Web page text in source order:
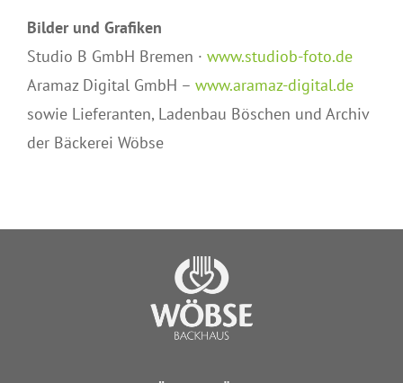
Bilder und Grafiken
Studio B GmbH Bremen · www.studiob-foto.de
Aramaz Digital GmbH – www.aramaz-digital.de
sowie Lieferanten, Ladenbau Böschen und Archiv
der Bäckerei Wöbse